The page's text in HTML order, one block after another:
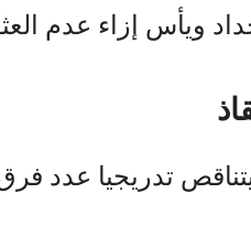
ويأس إزاء عدم
تدريجيا عدد فرق